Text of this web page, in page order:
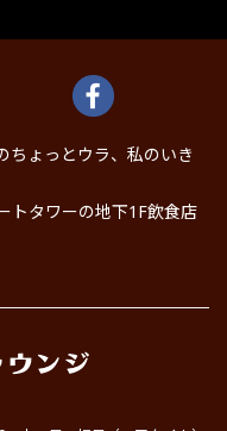
ちょっとウラ、私のいき
トタワーの地下1F飲食店